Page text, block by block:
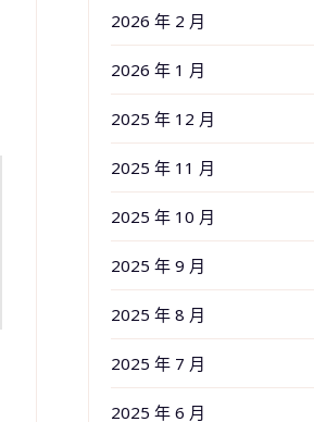
2026 年 2 月
2026 年 1 月
2025 年 12 月
2025 年 11 月
2025 年 10 月
2025 年 9 月
2025 年 8 月
2025 年 7 月
2025 年 6 月